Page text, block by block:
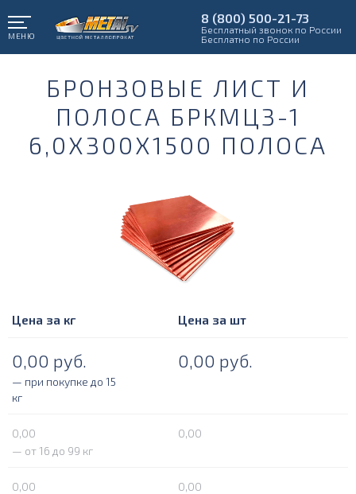
МЕНЮ
8 (800) 500-21-73
Бесплатный звонок по России
Бесплатно по России
БРОНЗОВЫЕ ЛИСТ И
ПОЛОСА БРКМЦ3-1
6,0Х300Х1500 ПОЛОСА
Цена за кг Цена за шт
0,00 руб. 0,00 руб.
— при покупке до 15
кг
0,00
0,00
— от 16 до 99 кг
0,00
0,00